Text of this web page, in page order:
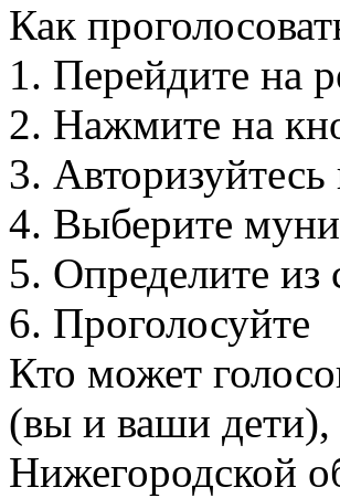
Как
1. Перейдите на
2. Нажмите на
3. Авторизуйтесь
4. Выберите
5. Определите
6. Проголосуйте
Кто может
(вы и ваши
Нижегородской